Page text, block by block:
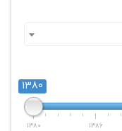
1380
1380 1386